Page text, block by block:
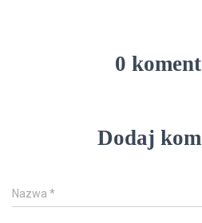
0
Dodaj
Nazwa *